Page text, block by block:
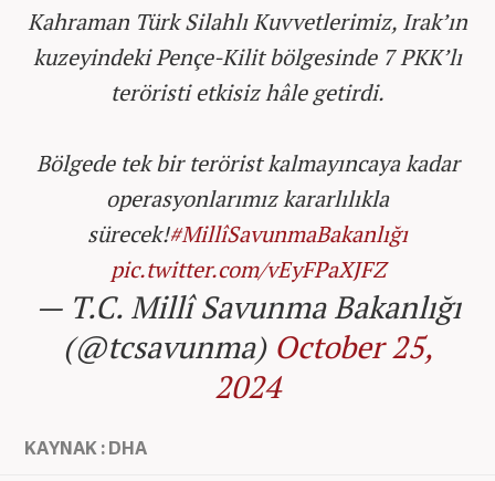
Kahraman Türk Silahlı Kuvvetlerimiz, Irak’ın
kuzeyindeki Pençe-Kilit bölgesinde 7 PKK’lı
teröristi etkisiz hâle getirdi.
Bölgede tek bir terörist kalmayıncaya kadar
operasyonlarımız kararlılıkla
sürecek!#MillîSavunmaBakanlığı
pic.twitter.com/vEyFPaXJFZ
— T.C. Millî Savunma Bakanlığı
(@tcsavunma) October 25,
2024
KAYNAK : DHA